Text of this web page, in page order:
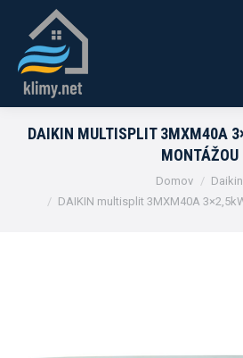
DAIKIN MULTISPLIT 3MXM40A
MONTÁŽOU
Domov
Daikin
DAIKIN multisplit 3MXM40A